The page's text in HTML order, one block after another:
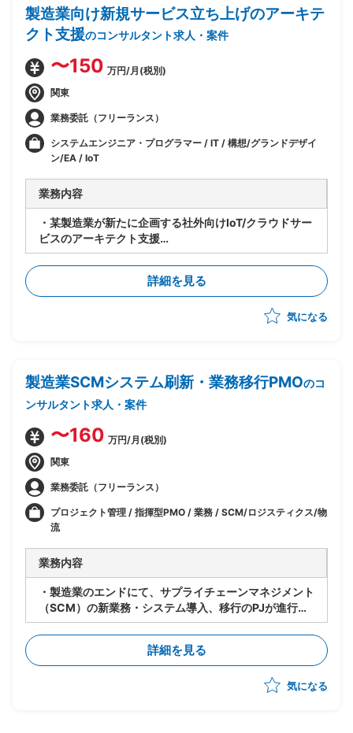
製造業向け新規サービス立ち上げのアーキテ
クト支援のコンサルタント求人・案件
〜150 万円/月(税別)
関東
業務委託（フリーランス）
システムエンジニア・プログラマー / IT / 構想/グランドデザイ
ン/EA / IoT
業務内容
・某製造業が新たに企画する社外向けIoT/クラウドサー
ビスのアーキテクト支援
・システム化要件定義や開発工程において、事業会社側
の立場からシステム全体のアーキテクチャを実施
・外部のアーキテクチャ有識者と共にアーキテクチャ/
データモデル/データ配置/機能配置指針の作成
・主担当としてプロトタイプ(デモアプリ等)の実装
詳細を見る
気になる
製造業SCMシステム刷新・業務移行PMOのコ
ンサルタント求人・案件
〜160 万円/月(税別)
関東
業務委託（フリーランス）
プロジェクト管理 / 指揮型PMO / 業務 / SCM/ロジスティクス/物
流
業務内容
・製造業のエンドにて、サプライチェーンマネジメント
（SCM）の新業務・システム導入、移行のPJが進行中
・現フェーズは業務・システムの設計は進行中
・今後各サプライヤーに導入・対応してもらうにあた
り、下記のタスクの支援をいただく想定
-メーカー⇔サプライヤーの依頼/QA事項の管理
-サプライヤー側の対応支援（対応策の立案、決定の
詳細を見る
気になる